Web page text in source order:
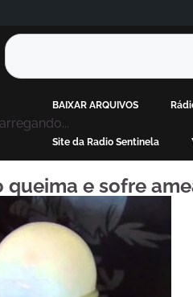
BAIXAR ARQUIVOS
Site da Radio Sentinela
e sofre